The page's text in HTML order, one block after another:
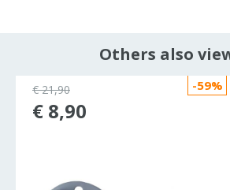
Others also
-59%
€ 21,90
€ 8,90